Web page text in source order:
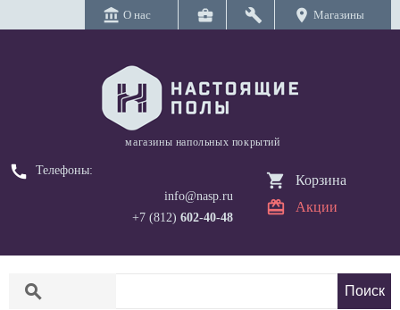
account_balance О нас business_center build location_on Магазины
магазины напольных покрытий
call
Телефоны:
info@nasp.ru
+7 (812) 602-40-48
Корзина
Акции
search